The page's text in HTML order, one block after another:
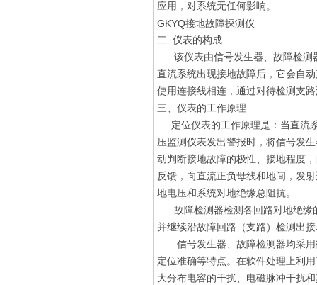
应用，对系统无任何影响。
GKYQ接地故障探测仪
二. 仪表的构成
该仪表由信号发生器、故障检测
直流系统出现接地故障后，它会自
使用连接线相连，通过对待检测支
三、仪表的工作原理
定位仪表的工作原理是：当直流
压监测仪表发出警报时，将信号发
动判断接地故障的极性、接地程度
反馈，向直流正负母线和地间，发
地电压和系统对地绝缘总阻抗。
故障检测器检测各回路对地绝缘
并继续沿故障回路（支路）检测出
信号发生器、故障检测器均采用
定位准确等特点。在软件处理上利
大分布电容的干扰、电磁脉冲干扰